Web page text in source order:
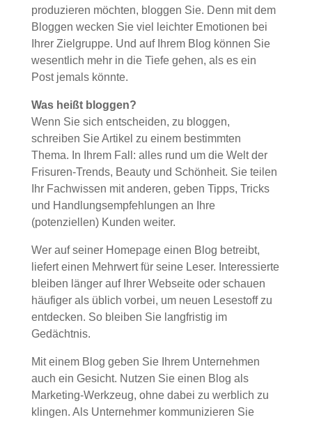
produzieren möchten, bloggen Sie. Denn mit dem
Bloggen wecken Sie viel leichter Emotionen bei
Ihrer Zielgruppe. Und auf Ihrem Blog können Sie
wesentlich mehr in die Tiefe gehen, als es ein
Post jemals könnte.
Was heißt bloggen?
Wenn Sie sich entscheiden, zu bloggen,
schreiben Sie Artikel zu einem bestimmten
Thema. In Ihrem Fall: alles rund um die Welt der
Frisuren-Trends, Beauty und Schönheit. Sie teilen
Ihr Fachwissen mit anderen, geben Tipps, Tricks
und Handlungsempfehlungen an Ihre
(potenziellen) Kunden weiter.
Wer auf seiner Homepage einen Blog betreibt,
liefert einen Mehrwert für seine Leser. Interessierte
bleiben länger auf Ihrer Webseite oder schauen
häufiger als üblich vorbei, um neuen Lesestoff zu
entdecken. So bleiben Sie langfristig im
Gedächtnis.
Mit einem Blog geben Sie Ihrem Unternehmen
auch ein Gesicht. Nutzen Sie einen Blog als
Marketing-Werkzeug, ohne dabei zu werblich zu
klingen. Als Unternehmer kommunizieren Sie